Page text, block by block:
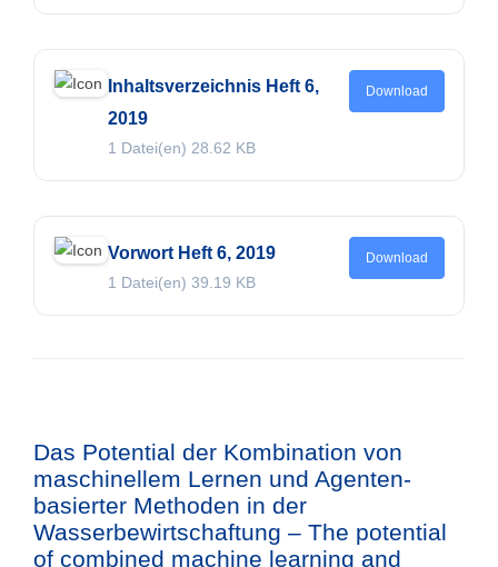
Inhaltsverzeichnis Heft 6,
2019
1 Datei(en) 28.62 KB
Download
Vorwort Heft 6, 2019
1 Datei(en) 39.19 KB
Download
Das Potential der Kombination von
maschinellem Lernen und Agenten-
basierter Methoden in der
Wasserbewirtschaftung – The potential
of combined machine learning and